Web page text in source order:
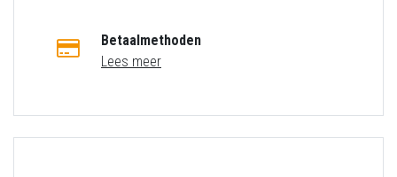
Betaalmethoden
Lees meer